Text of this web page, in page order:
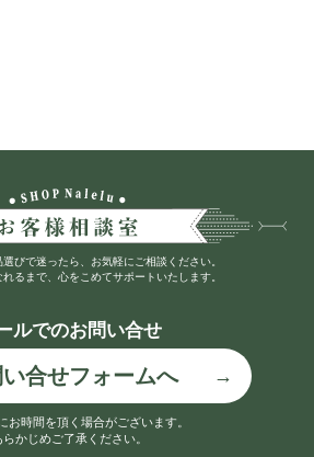
びで迷ったら、お気軽にご相談ください。
るまで、心をこめてサポートいたします。
ルでのお問い合せ
合せフォームへ
お時間を頂く場合がございます。
らかじめご了承ください。